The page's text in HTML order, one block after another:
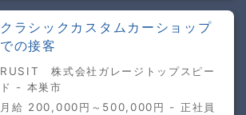
クラシックカスタムカーショップ
での接客
RUSIT 株式会社ガレージトップスピー
ド - 本巣市
月給 200,000円～500,000円 - 正社員